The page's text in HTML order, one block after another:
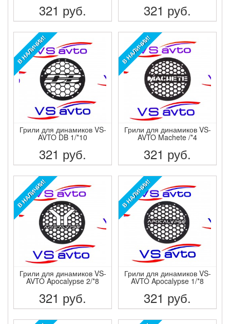
321 руб.
ПОДРОБНЕЕ
321 руб.
ПОДРОБНЕЕ
В НАЛИЧИИ!
Грили для динамиков VS-
AVTO DB 1/*10
321 руб.
ПОДРОБНЕЕ
В НАЛИЧИИ!
Грили для динамиков VS-
AVTO Machete /*4
321 руб.
ПОДРОБНЕЕ
В НАЛИЧИИ!
Грили для динамиков VS-
AVTO Apocalypse 2/*8
321 руб.
В НАЛИЧИИ!
Грили для динамиков VS-
AVTO Apocalypse 1/*8
321 руб.